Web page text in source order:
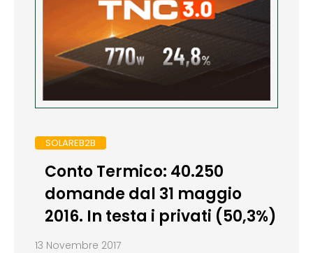
SOLAREB2B
Conto Termico: 40.250
domande dal 31 maggio
2016. In testa i privati (50,3%)
13 Novembre 2017